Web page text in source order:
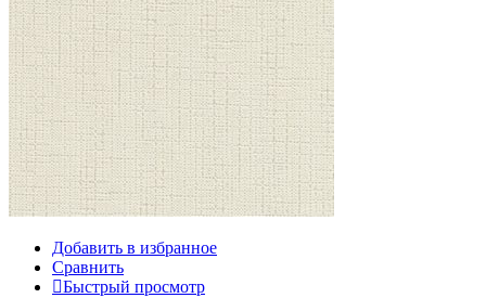
Добавить в избранное
Сравнить
Быстрый просмотр